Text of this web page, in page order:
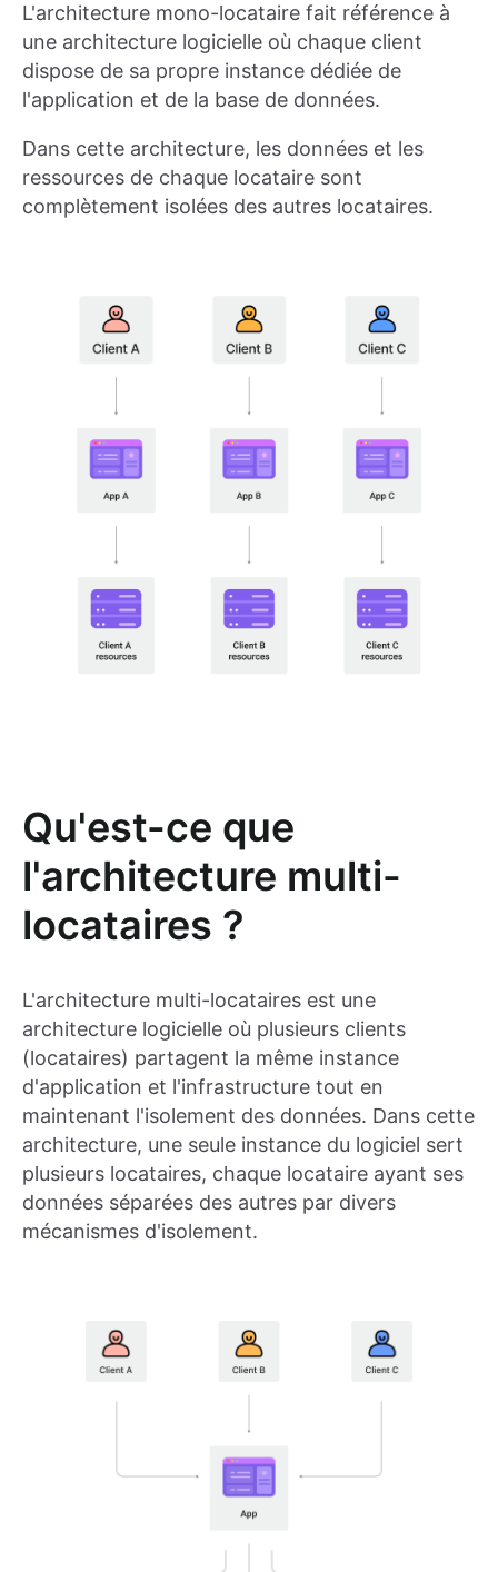
L'architecture mono-locataire fait référence à
une architecture logicielle où chaque client
dispose de sa propre instance dédiée de
l'application et de la base de données.
Dans cette architecture, les données et les
ressources de chaque locataire sont
complètement isolées des autres locataires.
Qu'est-ce que
l'architecture multi-
locataires ?
L'architecture multi-locataires est une
architecture logicielle où plusieurs clients
(locataires) partagent la même instance
d'application et l'infrastructure tout en
maintenant l'isolement des données. Dans cette
architecture, une seule instance du logiciel sert
plusieurs locataires, chaque locataire ayant ses
données séparées des autres par divers
mécanismes d'isolement.